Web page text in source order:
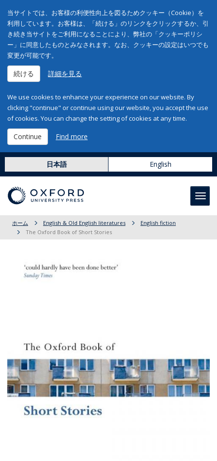
当サイトでは、お客様の利便性向上を図るためクッキー（Cookie）を
利用しています。お客様は、「続ける」のリンクをクリックするか、引
き続き当サイトをご利用になることにより、弊社の「クッキーポリシ
ー」に同意したものとみなされます。なお、クッキーの設定はいつでも
変更が可能です。
続ける 詳細を見る
We use cookies to enhance your experience on our website. By
clicking "continue" or continue using our website, you accept the use
of cookies. You can change the setting of cookies at any time.
Continue Find more
日本語 English
ホーム English & Old English literatures
English fiction
The Oxford Book of Short Stories